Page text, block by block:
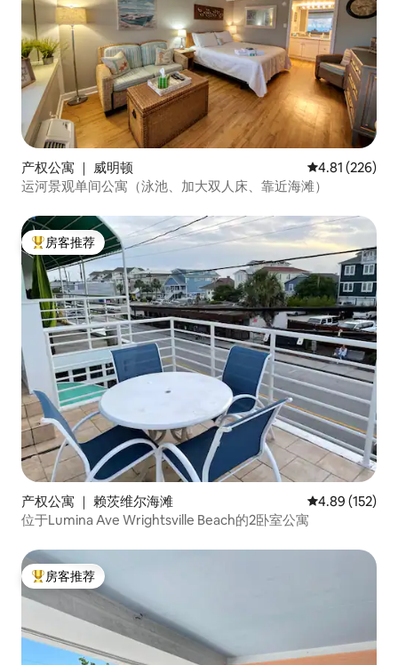
产权公寓 ｜ 威明顿 平均评分 4.81
4.81 (226)
运河景观单间公寓（泳池、加大双人床、靠近海滩）
热门「房客推荐」
房客推荐
产权公寓 ｜ 赖茨维尔海滩 平均评分 4.89
4.89 (152)
位于Lumina Ave Wrightsville Beach的2卧室公寓
热门「房客推荐」
房客推荐